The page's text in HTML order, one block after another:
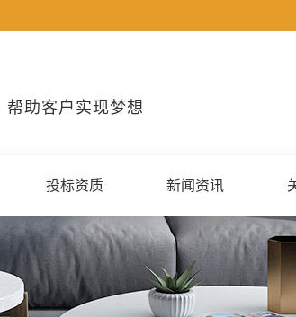
帮助客户实现梦想
投标资质 新闻资讯